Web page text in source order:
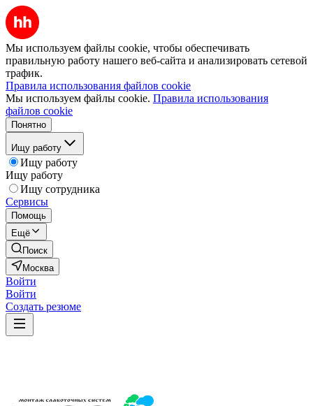
Мы используем файлы cookie, чтобы обеспечивать
правильную работу нашего веб-сайта и анализировать сетевой
трафик.
Правила использования файлов cookie
Мы используем файлы cookie. Правила использования
файлов cookie
Понятно
Ищу работу
Ищу работу
Ищу работу
Ищу сотрудника
Сервисы
Помощь
Ещё
Поиск
Москва
Войти
Войти
Создать резюме